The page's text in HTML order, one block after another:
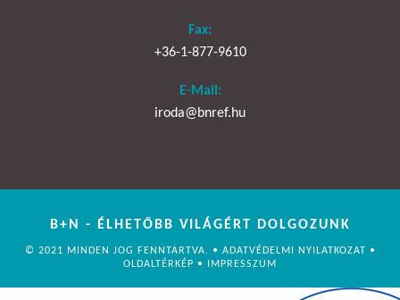
Fax:
+36-1-877-9610
E-Mail:
iroda@bnref.hu
B+N - ÉLHETŐBB VILÁGÉRT DOLGOZUNK
© 2021 MINDEN JOG FENNTARTVA. • ADATVÉDELMI NYILATKOZAT •
OLDALTÉRKÉP • IMPRESSZUM